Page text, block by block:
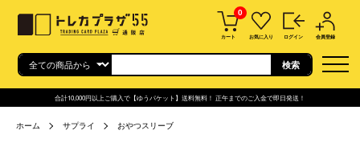
0
カート お気に入り ログイン 会員登録
合計10,000円以上ご購入で【ゆうパケット】送料無料！ 正午までのご入金で即日発送！
ホーム サプライ おやつスリーブ